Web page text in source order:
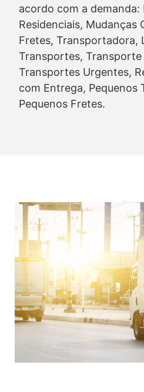
acordo com a demanda:
Residenciais, Mudanças
Fretes, Transportadora,
Transportes, Transporte
Transportes Urgentes,
com Entrega, Pequenos
Pequenos Fretes.